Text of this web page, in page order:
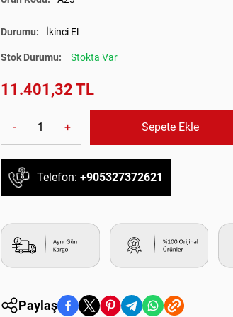
Durumu: İkinci El
Stok Durumu: Stokta Var
11.401,32 TL
- + Sepete Ekle
Telefon: +905327372621
Paylaş